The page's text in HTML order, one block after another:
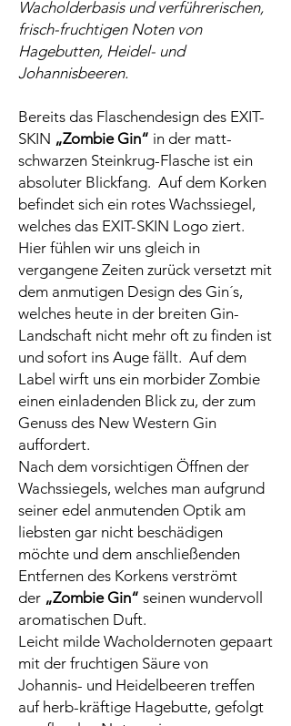
Wacholderbasis und verführerischen,
frisch-fruchtigen Noten von
Hagebutten, Heidel- und
Johannisbeeren.
Bereits das Flaschendesign des EXIT-
SKIN „Zombie Gin“ in der matt-
schwarzen Steinkrug-Flasche ist ein
absoluter Blickfang. Auf dem Korken
befindet sich ein rotes Wachssiegel,
welches das EXIT-SKIN Logo ziert.
Hier fühlen wir uns gleich in
vergangene Zeiten zurück versetzt mit
dem anmutigen Design des Gin´s,
welches heute in der breiten Gin-
Landschaft nicht mehr oft zu finden ist
und sofort ins Auge fällt. Auf dem
Label wirft uns ein morbider Zombie
einen einladenden Blick zu, der zum
Genuss des New Western Gin
auffordert.
Nach dem vorsichtigen Öffnen der
Wachssiegels, welches man aufgrund
seiner edel anmutenden Optik am
liebsten gar nicht beschädigen
möchte und dem anschließenden
Entfernen des Korkens verströmt
der „Zombie Gin“ seinen wundervoll
aromatischen Duft.
Leicht milde Wacholdernoten gepaart
mit der fruchtigen Säure von
Johannis- und Heidelbeeren treffen
auf herb-kräftige Hagebutte, gefolgt